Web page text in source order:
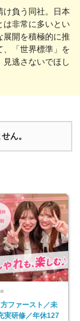
け負う同社。日本
は非常に多いとい
展開を積極的に推
、「世界標準」を
逃さないでほし
ん。
方ファースト／未
実研修／年休127